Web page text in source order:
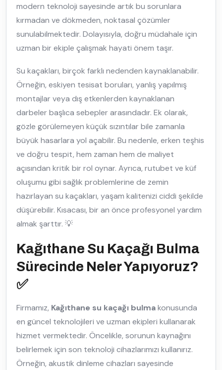
modern teknoloji sayesinde artık bu sorunlara
kırmadan ve dökmeden, noktasal çözümler
sunulabilmektedir. Dolayısıyla, doğru müdahale için
uzman bir ekiple çalışmak hayati önem taşır.
Su kaçakları, birçok farklı nedenden kaynaklanabilir.
Örneğin, eskiyen tesisat boruları, yanlış yapılmış
montajlar veya dış etkenlerden kaynaklanan
darbeler başlıca sebepler arasındadır. Ek olarak,
gözle görülemeyen küçük sızıntılar bile zamanla
büyük hasarlara yol açabilir. Bu nedenle, erken teşhis
ve doğru tespit, hem zaman hem de maliyet
açısından kritik bir rol oynar. Ayrıca, rutubet ve küf
oluşumu gibi sağlık problemlerine de zemin
hazırlayan su kaçakları, yaşam kalitenizi ciddi şekilde
düşürebilir. Kısacası, bir an önce profesyonel yardım
almak şarttır. 💡
Kağıthane Su Kaçağı Bulma
Sürecinde Neler Yapıyoruz?
✅
Firmamız, Kağıthane su kaçağı bulmakonusunda
en güncel teknolojileri ve uzman ekipleri kullanarak
hizmet vermektedir. Öncelikle, sorunun kaynağını
belirlemek için son teknoloji cihazlarımızı kullanırız.
Örneğin, akustik dinleme cihazları sayesinde